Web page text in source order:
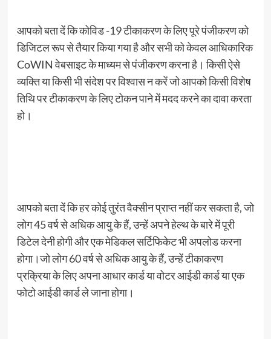
आपको बता दें कि कोविड -19 टीकाकरण के लिए पूरे पंजीकरण को
डिजिटल रूप से तैयार किया गया है और सभी को केवल आधिकारिक
CoWIN वेबसाइट के माध्यम से पंजीकरण करना है। किसी ऐसे
व्यक्ति या किसी भी संदेश पर विश्वास न करें जो आपको किसी विशेष
तिथि पर टीकाकरण के लिए टोकन पाने में मदद करने का दावा करता
हो।
आपको बता दें कि हर कोई तुरंत वैक्सीन प्राप्त नहीं कर सकता है, जो
लोग 45 वर्ष से अधिक आयु के हैं, उन्हें अपने हेल्थ के बारे में पूरी
डिटेल देनी होगी और एक मेडिकल सर्टिफिकेट भी अपलोड करना
होगा।जो लोग 60 वर्ष से अधिक आयु के हैं, उन्हें टीकाकरण
प्रक्रिया के लिए अपना आधार कार्ड या वोटर आईडी कार्ड या एक
फोटो आईडी कार्ड ले जाना होगा।